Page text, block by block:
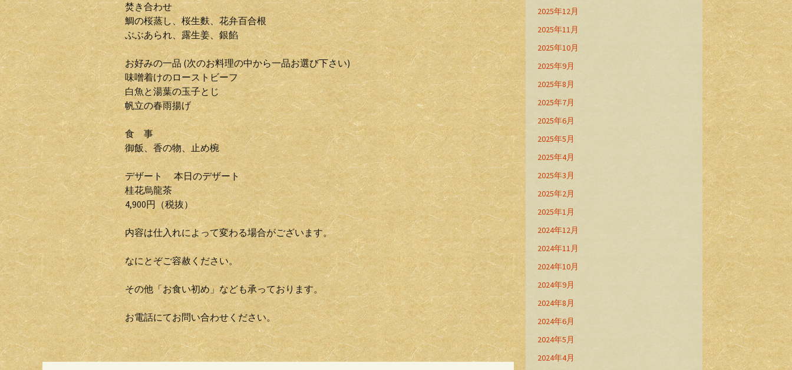
焚き合わせ
鯛の桜蒸し、桜生麩、花弁百合根
ぶぶあられ、露生姜、銀餡
お好みの一品 (次のお料理の中から一品お選び下さい)
味噌着けのローストビーフ
白魚と湯葉の玉子とじ
帆立の春雨揚げ
食 事
御飯、香の物、止め椀
デザート 本日のデザート
桂花烏龍茶
4,900円（税抜）
内容は仕入れによって変わる場合がございます。
なにとぞご容赦ください。
その他「お食い初め」なども承っております。
お電話にてお問い合わせください。
2025年12月
2025年11月
2025年10月
2025年9月
2025年8月
2025年7月
2025年6月
2025年5月
2025年4月
2025年3月
2025年2月
2025年1月
2024年12月
2024年11月
2024年10月
2024年9月
2024年8月
2024年6月
2024年5月
2024年4月